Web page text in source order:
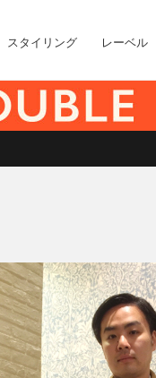
スタイリング レーベル